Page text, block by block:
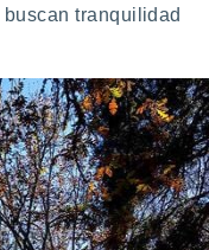
tranquilidad